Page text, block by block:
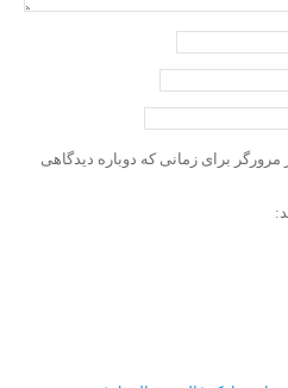
برای زمانی که دوباره دیدگاهی